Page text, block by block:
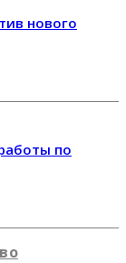
нового
по